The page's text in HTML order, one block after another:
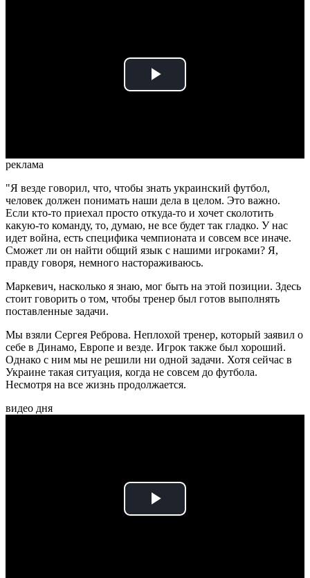
Play
реклама
"Я везде говорил, что, чтобы знать украинский футбол,
человек должен понимать наши дела в целом. Это важно.
Если кто-то приехал просто откуда-то и хочет сколотить
какую-то команду, то, думаю, не все будет так гладко. У нас
идет война, есть специфика чемпионата и совсем все иначе.
Сможет ли он найти общий язык с нашими игроками? Я,
правду говоря, немного настораживаюсь.
Маркевич, насколько я знаю, мог быть на этой позиции. Здесь
стоит говорить о том, чтобы тренер был готов выполнять
поставленные задачи.
Мы взяли Сергея Реброва. Неплохой тренер, который заявил о
себе в Динамо, Европе и везде. Игрок также был хороший.
Однако с ним мы не решили ни одной задачи. Хотя сейчас в
Украине такая ситуация, когда не совсем до футбола.
Несмотря на все жизнь продолжается.
видео дня
Play